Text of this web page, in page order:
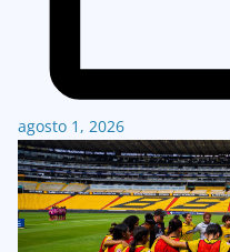
agosto 1, 2026